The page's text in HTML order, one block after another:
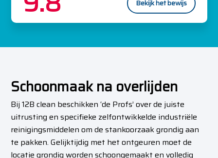
Bekijk het bewijs
Schoonmaak na overlijden
Bij 12B clean beschikken ‘de Profs’ over de juiste
uitrusting en specifieke zelfontwikkelde industriële
reinigingsmiddelen om de stankoorzaak grondig aan
te pakken. Gelijktijdig met het ontgeuren moet de
locatie grondig worden schoongemaakt en volledig